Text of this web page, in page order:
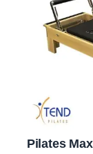
Pilates